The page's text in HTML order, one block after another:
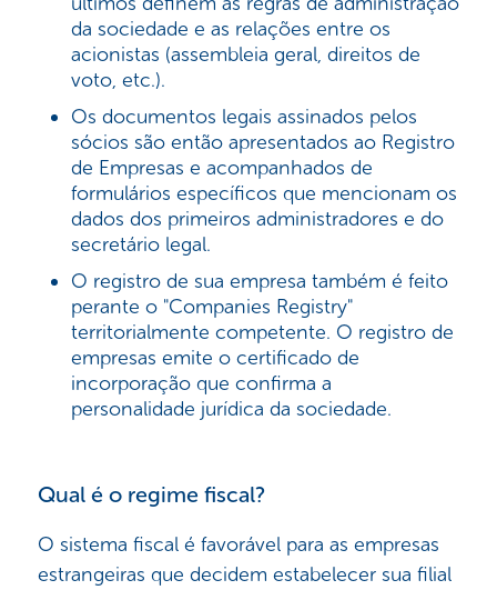
da sociedade e as relações entre os
acionistas (assembleia geral, direitos de
voto, etc.).
Os documentos legais assinados pelos
sócios são então apresentados ao Registro
de Empresas e acompanhados de
formulários específicos que mencionam os
dados dos primeiros administradores e do
secretário legal.
O registro de sua empresa também é feito
perante o "Companies Registry"
territorialmente competente. O registro de
empresas emite o certificado de
incorporação que confirma a
personalidade jurídica da sociedade.
Qual é o regime fiscal?
O sistema fiscal é favorável para as empresas
estrangeiras que decidem estabelecer sua filial